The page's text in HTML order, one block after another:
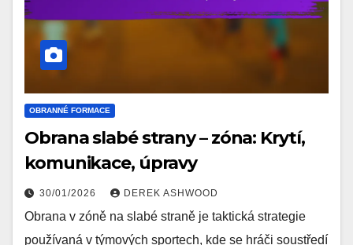
OBRANNÉ FORMACE
Obrana slabé strany – zóna: Krytí,
komunikace, úpravy
30/01/2026 DEREK ASHWOOD
Obrana v zóně na slabé straně je taktická strategie
používaná v týmových sportech, kde se hráči soustředí